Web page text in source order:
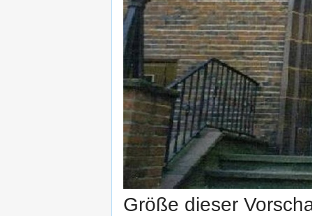
Größe dieser